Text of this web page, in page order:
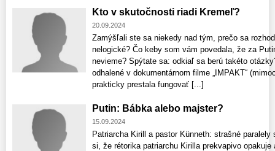
Kto v skutočnosti riadi Kremeľ?
20.09.2024
Zamýšľali ste sa niekedy nad tým, prečo sa
nelogické? Čo keby som vám povedala, že za
nevieme? Spýtate sa: odkiaľ sa berú takéto
odhalené v dokumentárnom filme „IMPAKT“
prakticky prestala fungovať [...]
Putin: Bábka alebo majster?
15.09.2024
Patriarcha Kirill a pastor Künneth: strašné
si, že rétorika patriarchu Kirilla prekvapivo